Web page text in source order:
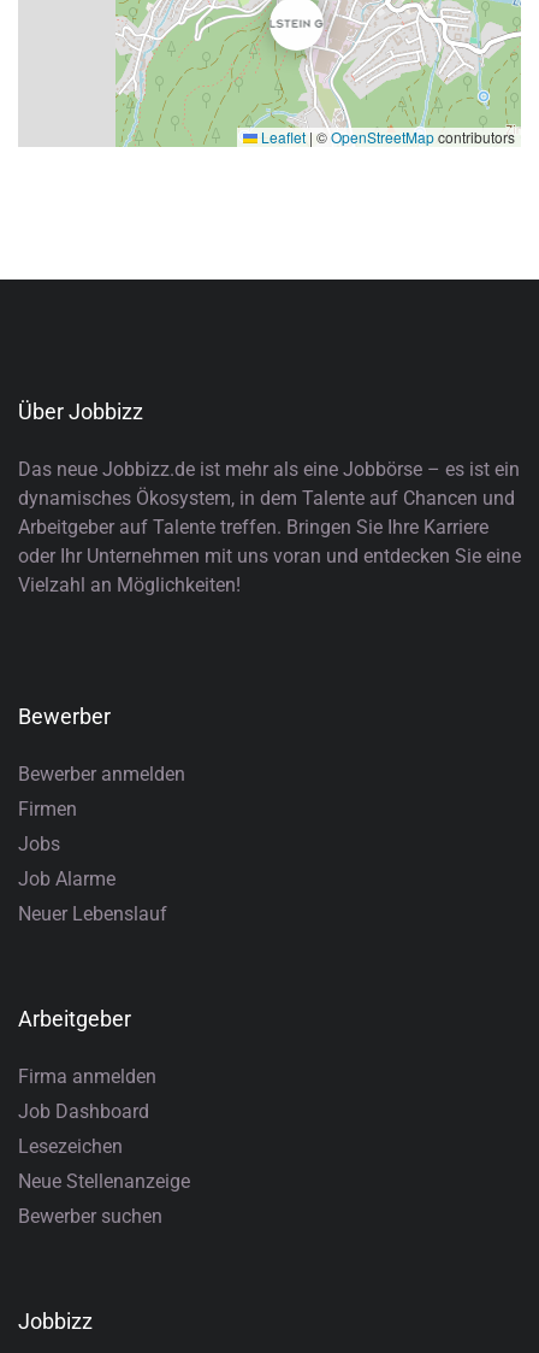
Leaflet | ©OpenStreetMapcontributors
Über Jobbizz
Das neue Jobbizz.de ist mehr als eine Jobbörse – es ist ein
dynamisches Ökosystem, in dem Talente auf Chancen und
Arbeitgeber auf Talente treffen. Bringen Sie Ihre Karriere
oder Ihr Unternehmen mit uns voran und entdecken Sie eine
Vielzahl an Möglichkeiten!
Bewerber
Bewerber anmelden
Firmen
Jobs
Job Alarme
Neuer Lebenslauf
Arbeitgeber
Firma anmelden
Job Dashboard
Lesezeichen
Neue Stellenanzeige
Bewerber suchen
Jobbizz